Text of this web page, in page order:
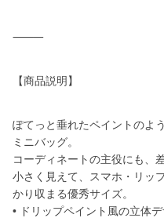
⸻
【商品説明】
ぽてっと垂れたペイントのよ
ミニバッグ。
コーディネートの主役にも、
小さく見えて、スマホ・リッ
かり収まる優秀サイズ。
• ドリップペイント風の立体